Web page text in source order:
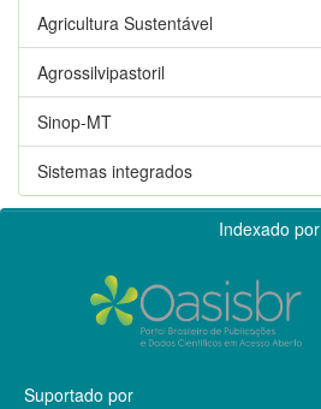
Agricultura Sustentável
Agrossilvipastoril
Sinop-MT
Sistemas integrados
Indexado por
Suportado por